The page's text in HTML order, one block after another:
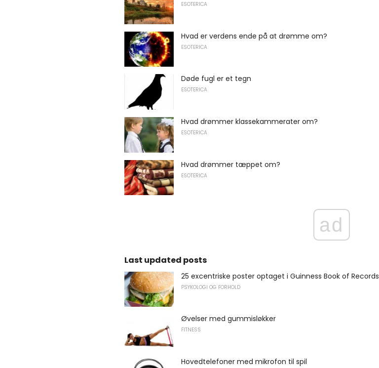
ESOTERICA
Hvad er verdens ende på at drømme om?
ESOTERICA
Døde fugl er et tegn
ESOTERICA
Hvad drømmer klassekammerater om?
ESOTERICA
Hvad drømmer tæppet om?
ESOTERICA
ad
Last updated posts
25 excentriske poster optaget i Guinness Book of Records
PSYKOLOGI OG FORHOLD
Øvelser med gummisløkker
FITNESS
Hovedtelefoner med mikrofon til spil